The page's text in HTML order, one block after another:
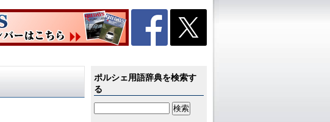
ポルシェ用語辞典を検索す
る